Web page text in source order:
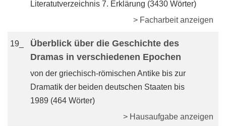
Literatutverzeichnis 7. Erklärung (3430 Wörter)
> Facharbeit anzeigen
19_
Überblick über die Geschichte des
Dramas in verschiedenen Epochen
von der griechisch-römischen Antike bis zur
Dramatik der beiden deutschen Staaten bis
1989 (464 Wörter)
> Hausaufgabe anzeigen